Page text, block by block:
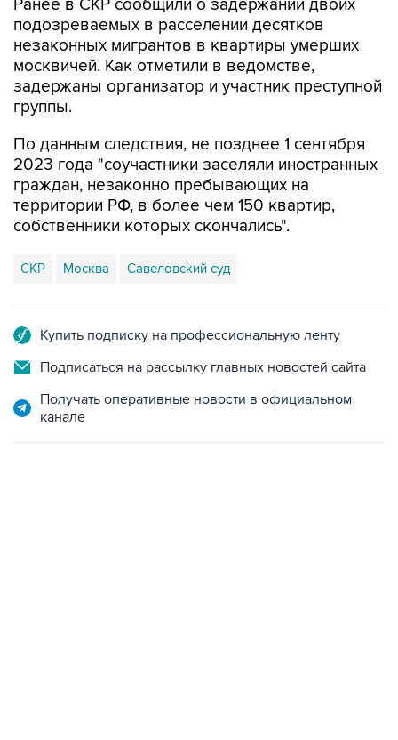
Ранее в СКР сообщили о задержании двоих
подозреваемых в расселении десятков
незаконных мигрантов в квартиры умерших
москвичей. Как отметили в ведомстве,
задержаны организатор и участник преступной
группы.
По данным следствия, не позднее 1 сентября
2023 года "соучастники заселяли иностранных
граждан, незаконно пребывающих на
территории РФ, в более чем 150 квартир,
собственники которых скончались".
СКР Москва Савеловский суд
Купить подписку на профессиональную ленту
Подписаться на рассылку главных новостей сайта
Получать оперативные новости в официальном
канале